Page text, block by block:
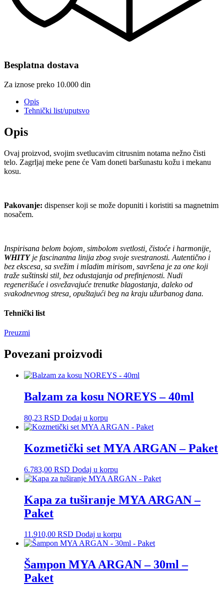
Besplatna dostava
Za iznose preko 10.000 din
Opis
Tehnički list/uputsvo
Opis
Ovaj proizvod, svojim svetlucavim citrusnim notama nežno čisti
telo. Zagrljaj meke pene će Vam doneti baršunastu kožu i mekanu
kosu.
Pakovanje: dispenser koji se može dopuniti i koristiti sa magnetnim
nosačem.
Inspirisana belom bojom, simbolom svetlosti, čistoće i harmonije,
WHITYje fascinantna linija zbog svoje svestranosti. Autentično i
bez ekscesa, sa svežim i mladim mirisom, savršena je za one koji
traže suštinski stil, bez odustajanja od prefinjenosti. Nudi
regenerišuće i osvežavajuće trenutke blagostanja, daleko od
svakodnevnog stresa, opuštajući beg na kraju užurbanog dana.
Tehnički list
Preuzmi
Povezani proizvodi
Balzam za kosu NOREYS – 40ml
80,23 RSD Dodaj u korpu
Kozmetički set MYA ARGAN – Paket
6.783,00 RSD Dodaj u korpu
Kapa za tuširanje MYA ARGAN –
Paket
11.910,00 RSD Dodaj u korpu
Šampon MYA ARGAN – 30ml –
Paket